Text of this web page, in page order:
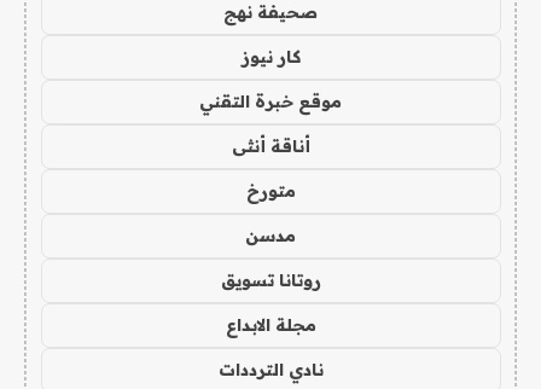
صحيفة نهج
كار نيوز
موقع خبرة التقني
أناقة أنثى
متورخ
مدسن
روتانا تسويق
مجلة الابداع
نادي الترددات